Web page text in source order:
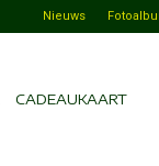
Nieuws
CADEAUKAART